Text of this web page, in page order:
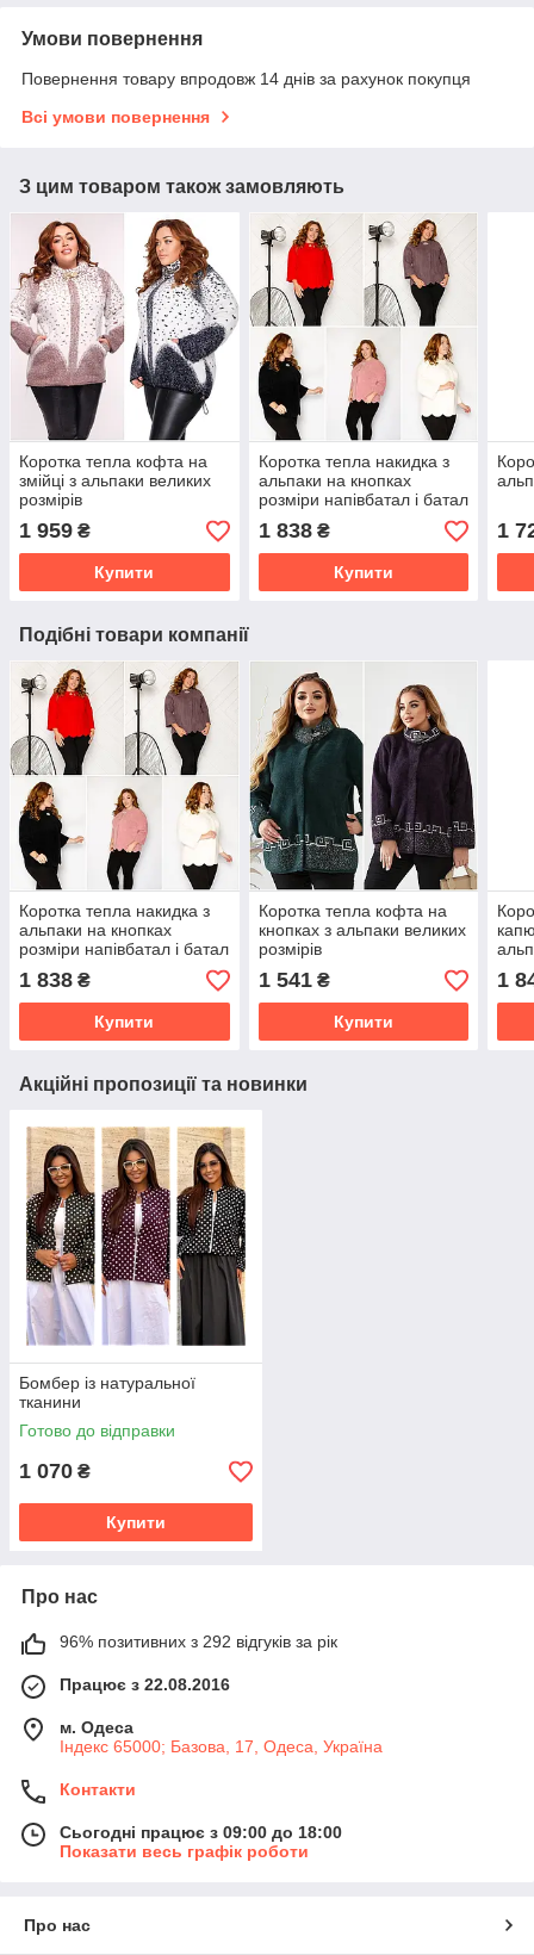
Умови повернення
Повернення товару впродовж 14 днів за рахунок покупця
Всі умови повернення
З цим товаром також замовляють
Коротка тепла кофта на
змійці з альпаки великих
розмірів
1 959 ₴
Купити
Коротка тепла накидка з
альпаки на кнопках
розміри напівбатал і батал
1 838₴
Купити
1
Подібні товари компанії
Коротка тепла накидка з
альпаки на кнопках
розміри напівбатал і батал
1 838 ₴
Купити
Коротка тепла кофта на
кнопках з альпаки великих
розмірів
1 541₴
Купити
1
Акційні пропозиції та новинки
Бомбер із натуральної
тканини
Готово до відправки
1 070 ₴
Купити
Про нас
96% позитивних з 292 відгуків за рік
Працює з 22.08.2016
м. Одеса
Індекс 65000; Базова, 17, Одеса, Україна
Контакти
Сьогодні працює з 09:00 до 18:00
Показати весь графік роботи
Про нас